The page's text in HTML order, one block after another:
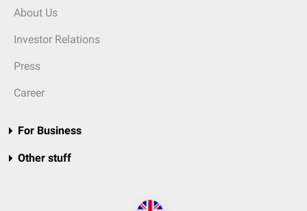
About Us
Investor Relations
Press
Career
For Business
Other stuff